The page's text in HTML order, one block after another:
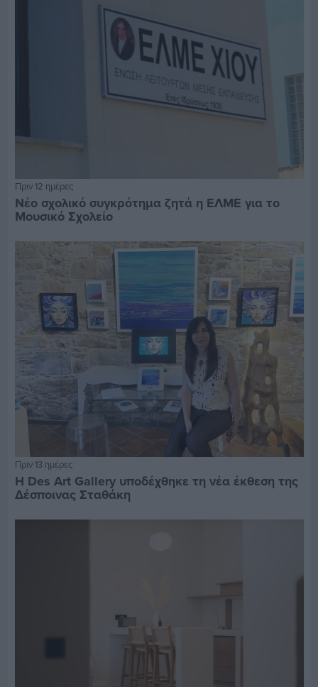
Πριν 12 ημέρες
Νέο σχολικό συγκρότημα ζητά η ΕΛΜΕ για το
Μουσικό Σχολείο
Πριν 13 ημέρες
Η Des Art Gallery υποδέχθηκε τη νέα έκθεση της
Δέσποινας Σταθάκη